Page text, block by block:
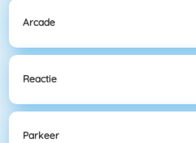
Arcade
Reactie
Parkeer